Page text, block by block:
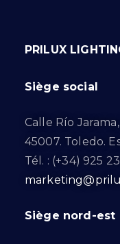
PRILUX
Siège social
Calle Río Jarama,
45007. Toledo.
Tél. : (+34) 925
Siège nord-est